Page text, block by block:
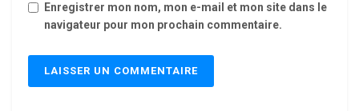
Enregistrer mon nom, mon e-mail et mon site dans le
navigateur pour mon prochain commentaire.